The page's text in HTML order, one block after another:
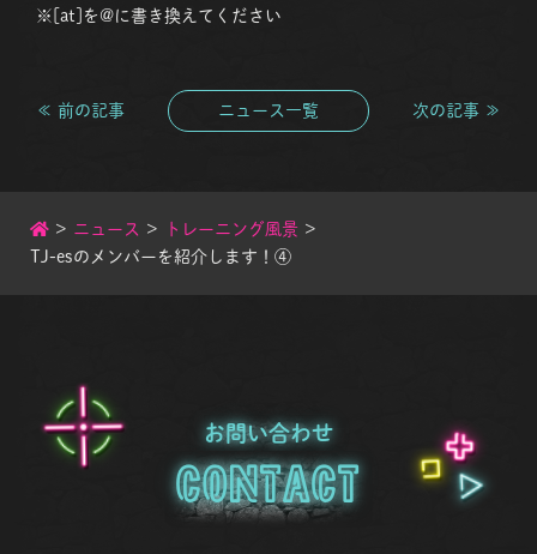
※[at]を@に書き換えてください
≪ 前の記事 ニュース一覧 次の記事 ≫
> ニュース > トレーニング風景 >
TJ-esのメンバーを紹介します！④
お問い合わせ
Contact